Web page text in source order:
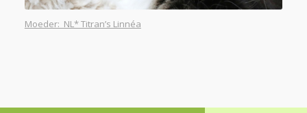
Moeder: NL* Titran’s Linnéa